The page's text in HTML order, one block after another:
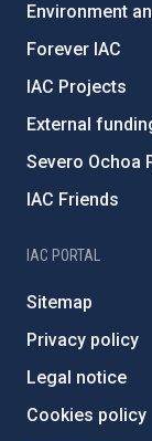
Environment
Forever IAC
IAC Projects
External
Severo Ochoa
IAC Friends
IAC PORTAL
Sitemap
Privacy policy
Legal notice
Cookies policy